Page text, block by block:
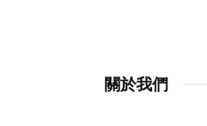
關於我們